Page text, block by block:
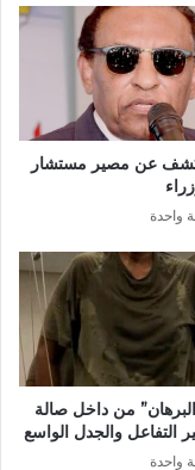
عن مصير مستشار
واحدة
من داخل صالة
التفاعل والجدل الواسع
واحدة